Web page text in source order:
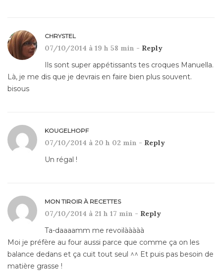
CHRYSTEL
07/10/2014 à 19 h 58 min - Reply
Ils sont super appétissants tes croques Manuella.
Là, je me dis que je devrais en faire bien plus souvent.
bisous
KOUGELHOPF
07/10/2014 à 20 h 02 min - Reply
Un régal !
MON TIROIR À RECETTES
07/10/2014 à 21 h 17 min - Reply
Ta-daaaamm me revoilààààà
Moi je préfère au four aussi parce que comme ça on les
balance dedans et ça cuit tout seul ^^ Et puis pas besoin de
matière grasse !